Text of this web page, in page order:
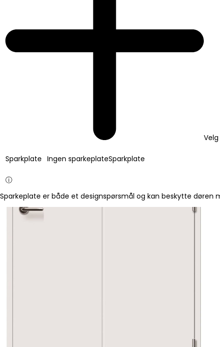
Velg
Sparkplate Ingen sparkeplateSparkplate
ⓘ
Sparkeplate er både et designspørsmål og kan beskytte døren